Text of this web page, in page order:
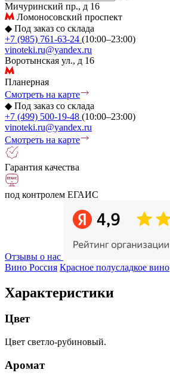
Мичуринский пр., д 16
Ломоносовский проспект
◆ Под заказ со склада
+7 (985) 761-63-24 (10:00–23:00)
vinoteki.ru@yandex.ru
Воротынская ул., д 16
Планерная
Смотреть на карте
◆ Под заказ со склада
+7 (499) 500-19-48 (10:00–23:00)
vinoteki.ru@yandex.ru
Смотреть на карте
Гарантия качества
под контролем ЕГАИС
Отзывы о нас
Вино Россия Красное полусладкое вино
Характеристики
Цвет
Цвет светло-рубиновый.
Аромат